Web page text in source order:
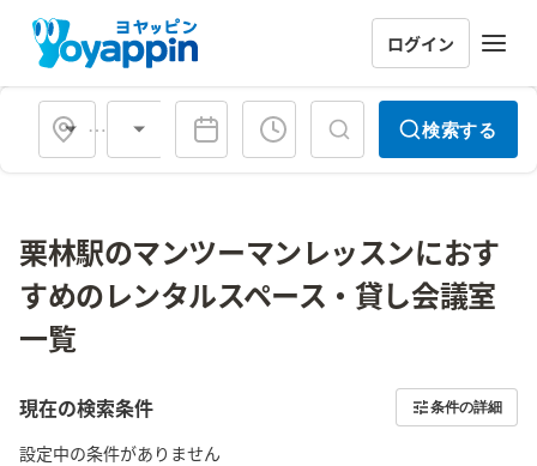
ログイン
会場タイプ 検索する
栗林駅のマンツーマンレッスンにおす
すめのレンタルスペース・貸し会議室
一覧
現在の検索条件 条件の詳細
設定中の条件がありません